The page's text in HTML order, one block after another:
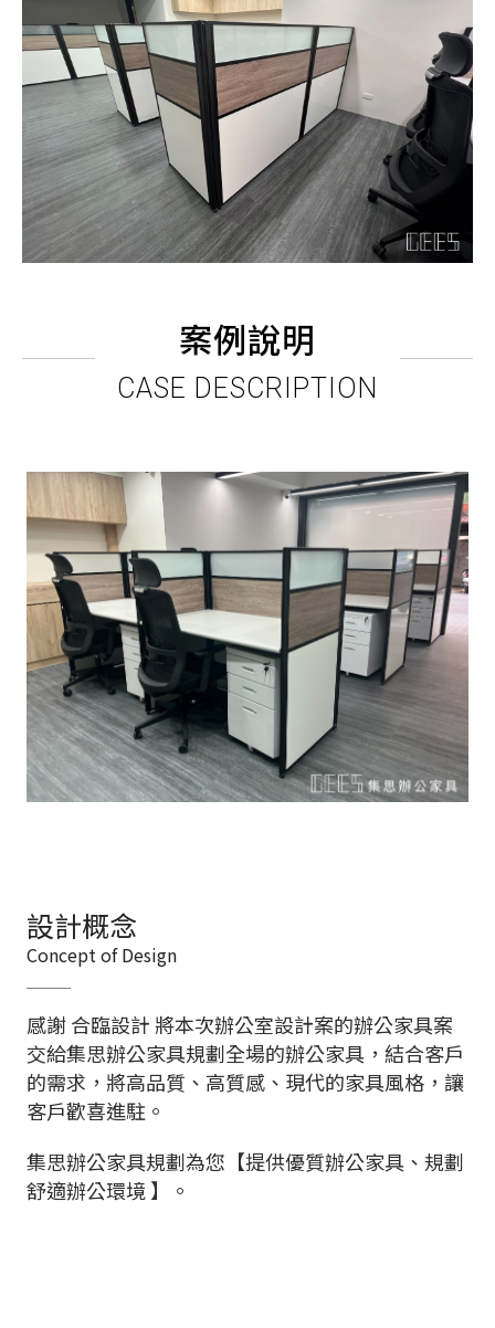
案例說明
CASE DESCRIPTION
設計概念
Concept of Design
感謝 合臨設計 將本次辦公室設計案的辦公家具案
交給集思辦公家具規劃全場的辦公家具，結合客戶
的需求，將高品質、高質感、現代的家具風格，讓
客戶歡喜進駐。
集思辦公家具規劃為您【提供優質辦公家具、規劃
舒適辦公環境 】。